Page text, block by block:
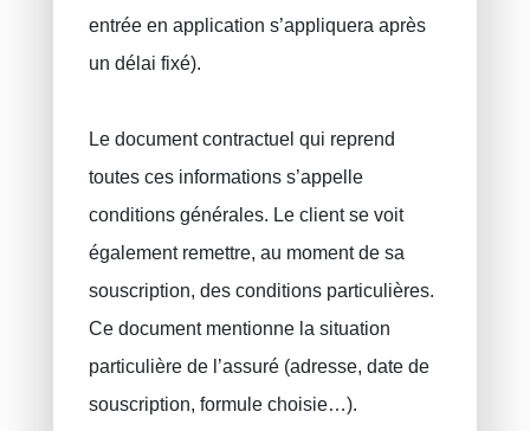
entrée en application s’appliquera après
un délai fixé).
Le document contractuel qui reprend
toutes ces informations s’appelle
conditions générales. Le client se voit
également remettre, au moment de sa
souscription, des conditions particulières.
Ce document mentionne la situation
particulière de l’assuré (adresse, date de
souscription, formule choisie…).